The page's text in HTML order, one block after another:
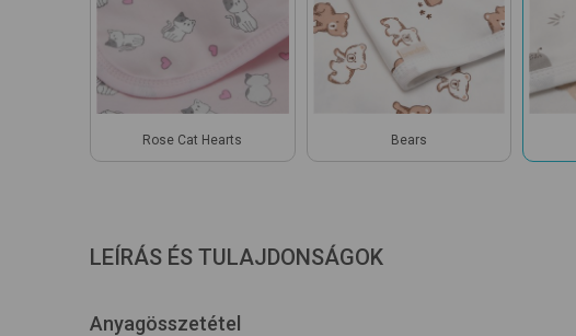
Rose Cat Hearts Bears
LEÍRÁS ÉS TULAJDONSÁGOK
Anyagösszetétel